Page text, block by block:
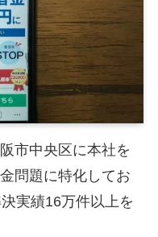
市中央区に本社を
問題に特化してお
実績16万件以上を